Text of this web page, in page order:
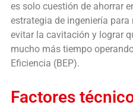
es solo cuestión de ahorrar
estrategia de ingeniería
evitar la cavitación y lograr
mucho más tiempo
Eficiencia (BEP).
Factores